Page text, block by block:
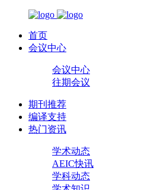
首页
会议中心
会议中心
往期会议
期刊推荐
编译支持
热门资讯
学术动态
AEIC快讯
学科动态